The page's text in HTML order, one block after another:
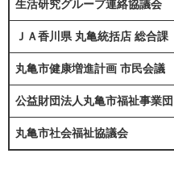
生活研究グループ連絡協議会
ＪＡ香川県 丸亀統括店 総合課
丸亀市健康増進計画 市民会議
公益財団法人丸亀市福祉事業団
丸亀市社会福祉協議会